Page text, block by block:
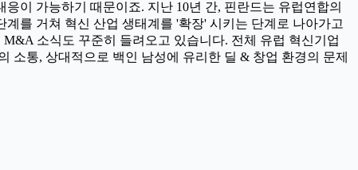
이 가능하기 때문이죠. 지난 10년 간, 핀란드는 유럽연합의
계를 거쳐 혁신 산업 생태계를 '확장' 시키는 단계로 나아가고
소식도 꾸준히 들려오고 있습니다. 전체 유럽 혁신기업
소통, 상대적으로 백인 남성에 유리한 딜 & 창업 환경의 문제